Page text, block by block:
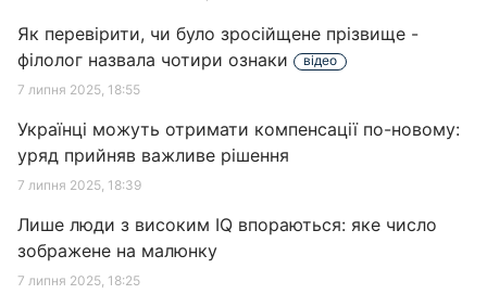
Як перевірити, чи було зросійщене прізвище -
філолог назвала чотири ознаки
відео
7 липня 2025, 18:55
Українці можуть отримати компенсації по-новому:
уряд прийняв важливе рішення
7 липня 2025, 18:39
Лише люди з високим IQ впораються: яке число
зображене на малюнку
7 липня 2025, 18:25